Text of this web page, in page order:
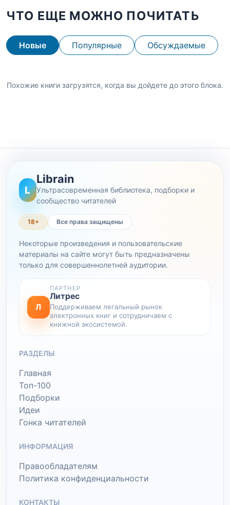
ЧТО ЕЩЕ МОЖНО ПОЧИТАТЬ
Новые Популярные Обсуждаемые
Похожие книги загрузятся, когда вы дойдете до этого блока.
L
Librain
Ультрасовременная библиотека, подборки и
сообщество читателей
18+ Все права защищены
Некоторые произведения и пользовательские
материалы на сайте могут быть предназначены
только для совершеннолетней аудитории.
Л
ПАРТНЕР
Литрес
Поддерживаем легальный рынок
электронных книг и сотрудничаем с
книжной экосистемой.
РАЗДЕЛЫ
Главная
Топ-100
Подборки
Идеи
Гонка читателей
ИНФОРМАЦИЯ
Правообладателям
Политика конфиденциальности
КОНТАКТЫ